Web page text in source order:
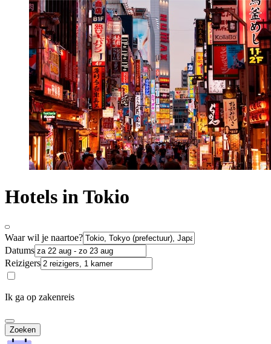
Hotels in Tokio
Waar wil je naartoe?
Datums
Reizigers
Ik ga op zakenreis
Zoeken